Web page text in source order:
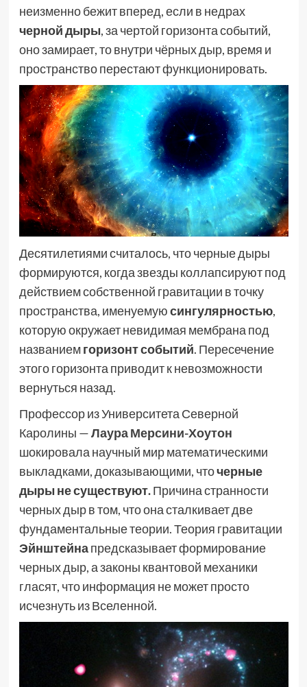
неизменно бежит вперед, если в недрах
черной дыры, за чертой горизонта событий,
оно замирает, то внутри чёрных дыр, время и
пространство перестают функционировать.
Десятилетиями считалось, что черные дыры
формируются, когда звезды коллапсируют под
действием собственной гравитации в точку
пространства, именуемуюсингулярностью,
которую окружает невидимая мембрана под
названиемгоризонт событий. Пересечение
этого горизонта приводит к невозможности
вернуться назад.
Профессор из Университета Северной
Каролины —Лаура Мерсини-Хоутон
шокировала научный мир математическими
выкладками, доказывающими, чточерные
дыры не существуют.Причина странности
черных дыр в том, что она сталкивает две
фундаментальные теории. Теория гравитации
Эйнштейнапредсказывает формирование
черных дыр, а законы квантовой механики
гласят, что информация не может просто
исчезнуть из Вселенной.